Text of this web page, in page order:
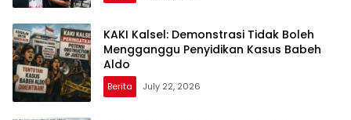
KAKI Kalsel: Demonstrasi Tidak Boleh
Mengganggu Penyidikan Kasus Babeh
Aldo
Berita July 22, 2026